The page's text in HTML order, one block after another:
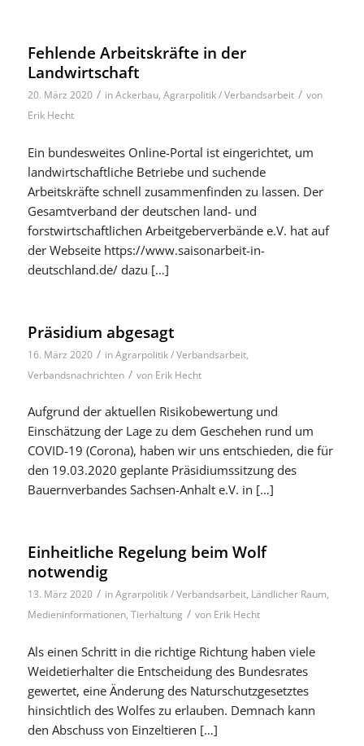
Fehlende Arbeitskräfte in der
Landwirtschaft
20. März 2020 / inAckerbau, Agrarpolitik / Verbandsarbeit / von
Erik Hecht
Ein bundesweites Online-Portal ist eingerichtet, um
landwirtschaftliche Betriebe und suchende
Arbeitskräfte schnell zusammenfinden zu lassen. Der
Gesamtverband der deutschen land- und
forstwirtschaftlichen Arbeitgeberverbände e.V. hat auf
der Webseite https://www.saisonarbeit-in-
deutschland.de/ dazu […]
Präsidium abgesagt
16. März 2020 / inAgrarpolitik / Verbandsarbeit,
Verbandsnachrichten / von Erik Hecht
Aufgrund der aktuellen Risikobewertung und
Einschätzung der Lage zu dem Geschehen rund um
COVID-19 (Corona), haben wir uns entschieden, die für
den 19.03.2020 geplante Präsidiumssitzung des
Bauernverbandes Sachsen-Anhalt e.V. in […]
Einheitliche Regelung beim Wolf
notwendig
13. März 2020 / inAgrarpolitik / Verbandsarbeit, Ländlicher Raum,
Medieninformationen, Tierhaltung / von Erik Hecht
Als einen Schritt in die richtige Richtung haben viele
Weidetierhalter die Entscheidung des Bundesrates
gewertet, eine Änderung des Naturschutzgesetztes
hinsichtlich des Wolfes zu erlauben. Demnach kann
den Abschuss von Einzeltieren […]